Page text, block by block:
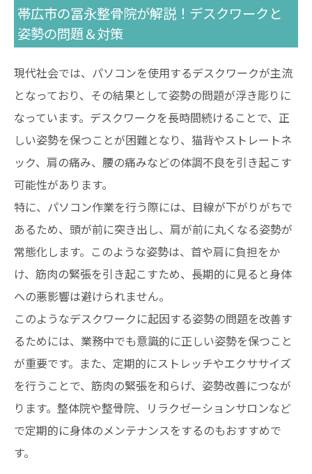
帯広市の冨永整骨院が解説！デスクワークと
姿勢の問題＆対策
現代社会では、パソコンを使用するデスクワークが主流
となっており、その結果として姿勢の問題が浮き彫りに
なっています。デスクワークを長時間続けることで、正
しい姿勢を保つことが困難となり、猫背やストレートネ
ック、肩の痛み、腰の痛みなどの体調不良を引き起こす
可能性があります。
特に、パソコン作業を行う際には、目線が下がりがちで
あるため、頭が前に突き出し、肩が前に丸くなる姿勢が
常態化します。このような姿勢は、首や肩に負担をか
け、筋肉の緊張を引き起こすため、長期的に見ると身体
への悪影響は避けられません。
このようなデスクワークに起因する姿勢の問題を改善す
るためには、業務中でも意識的に正しい姿勢を保つこと
が重要です。また、定期的にストレッチやエクササイズ
を行うことで、筋肉の緊張を和らげ、姿勢改善につなが
ります。整体院や整骨院、リラクゼーションサロンなど
で定期的に身体のメンテナンスをするのもおすすめで
す。